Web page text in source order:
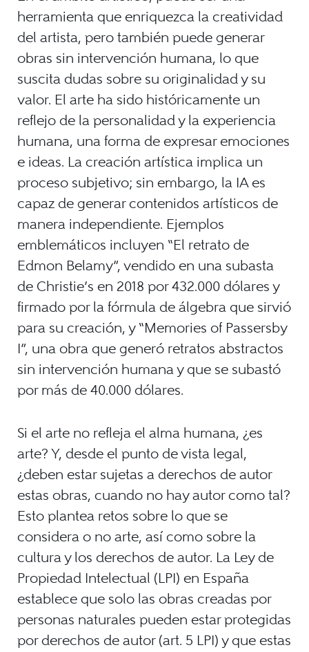
herramienta que enriquezca la creatividad
del artista, pero también puede generar
obras sin intervención humana, lo que
suscita dudas sobre su originalidad y su
valor. El arte ha sido históricamente un
reflejo de la personalidad y la experiencia
humana, una forma de expresar emociones
e ideas. La creación artística implica un
proceso subjetivo; sin embargo, la IA es
capaz de generar contenidos artísticos de
manera independiente. Ejemplos
emblemáticos incluyen “El retrato de
Edmon Belamy”, vendido en una subasta
de Christie’s en 2018 por 432.000 dólares y
firmado por la fórmula de álgebra que sirvió
para su creación, y “Memories of Passersby
I”, una obra que generó retratos abstractos
sin intervención humana y que se subastó
por más de 40.000 dólares.
Si el arte no refleja el alma humana, ¿es
arte? Y, desde el punto de vista legal,
¿deben estar sujetas a derechos de autor
estas obras, cuando no hay autor como tal?
Esto plantea retos sobre lo que se
considera o no arte, así como sobre la
cultura y los derechos de autor. La Ley de
Propiedad Intelectual (LPI) en España
establece que solo las obras creadas por
personas naturales pueden estar protegidas
por derechos de autor (art. 5 LPI) y que estas